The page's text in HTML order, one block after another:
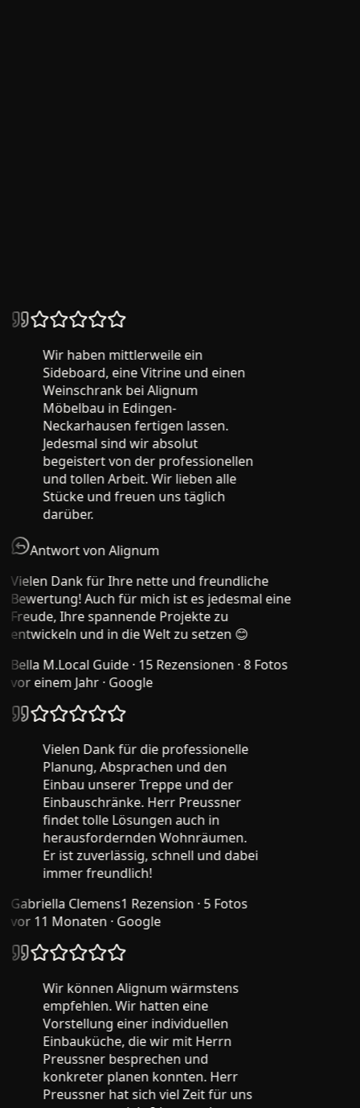
Wir haben mittlerweile ein
Sideboard, eine Vitrine und einen
Weinschrank bei Alignum
Möbelbau in Edingen-
Neckarhausen fertigen lassen.
Jedesmal sind wir absolut
begeistert von der professionellen
und tollen Arbeit. Wir lieben alle
Stücke und freuen uns täglich
darüber.
Antwort von Alignum
Vielen Dank für Ihre nette und freundliche
Bewertung! Auch für mich ist es jedesmal eine
Freude, Ihre spannende Projekte zu
entwickeln und in die Welt zu setzen 😊
Bella M.Local Guide · 15 Rezensionen · 8 Fotos
vor einem Jahr· Google
Vielen Dank für die professionelle
Planung, Absprachen und den
Einbau unserer Treppe und der
Einbauschränke. Herr Preussner
findet tolle Lösungen auch in
herausfordernden Wohnräumen.
Er ist zuverlässig, schnell und dabei
immer freundlich!
Gabriella Clemens1 Rezension · 5 Fotos
vor 11 Monaten· Google
Wir können Alignum wärmstens
empfehlen. Wir hatten eine
Vorstellung einer individuellen
Einbauküche, die wir mit Herrn
Preussner besprechen und
konkreter planen konnten. Herr
Preussner hat sich viel Zeit für uns